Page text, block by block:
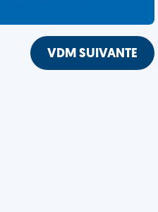
VDM SUIVANTE